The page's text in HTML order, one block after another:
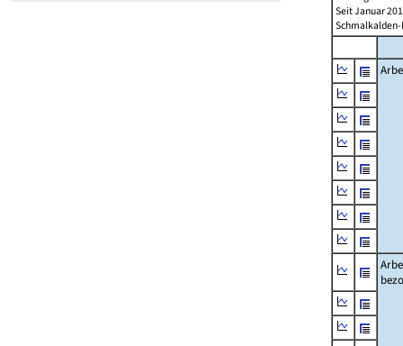
Seit Januar